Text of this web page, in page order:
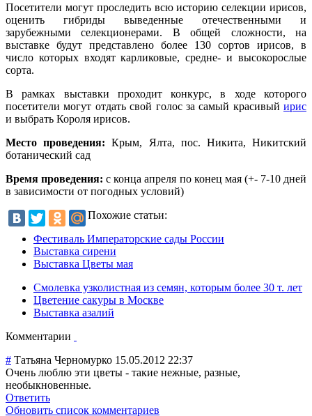
Посетители могут проследить всю историю селекции ирисов,
оценить гибриды выведенные отечественными и
зарубежными селекционерами. В общей сложности, на
выставке будут представлено более 130 сортов ирисов, в
число которых входят карликовые, средне- и высокорослые
сорта.
В рамках выставки проходит конкурс, в ходе которого
посетители могут отдать свой голос за самый красивый ирис
и выбрать Короля ирисов.
Место проведения: Крым, Ялта, пос. Никита, Никитский
ботанический сад
Время проведения: с конца апреля по конец мая (+- 7-10 дней
в зависимости от погодных условий)
Похожие статьи:
Фестиваль Императорские сады России
Выставка сирени
Выставка Цветы мая
Смолевка узколистная из семян, которым более 30 т. лет
Цветение сакуры в Москве
Выставка азалий
Комментарии
# Татьяна Черномурко 15.05.2012 22:37
Очень люблю эти цветы - такие нежные, разные,
необыкновенные.
Ответить
Обновить список комментариев